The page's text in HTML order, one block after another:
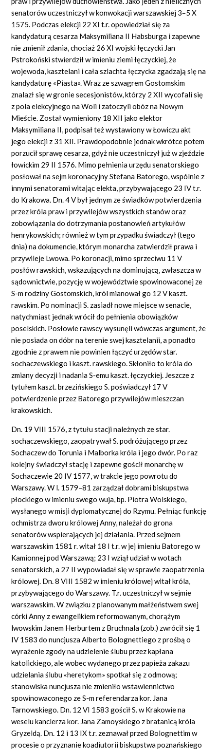
senatorów uczestniczył w konwokacji warszawskiej 3–5 X
1575. Podczas elekcji 22 XI t.r. opowiedział się za
kandydaturą cesarza Maksymiliana II Habsburga i zapewne
nie zmienił zdania, chociaż 26 XI wojski łęczycki Jan
Pstrokoński stwierdził w imieniu ziemi łęczyckiej, że
wojewoda, kasztelani i cała szlachta łęczycka zgadzają się na
kandydaturę «Piasta». Wraz ze szwagrem Gostomskim
znalazł się w gronie secesjonistów, którzy 2 XII wycofali się
z pola elekcyjnego na Woli i zatoczyli obóz na Nowym
Mieście. Został wymieniony 18 XII jako elektor
Maksymiliana II, podpisał też wystawiony w Łowiczu akt
jego elekcji z 31 XII. Prawdopodobnie jednak wkrótce potem
porzucił sprawę cesarza, gdyż nie uczestniczył już w zjeździe
łowickim 29 II 1576. Mimo pełnienia urzędu senatorskiego
posłował na sejm koronacyjny Stefana Batorego, wspólnie z
innymi senatorami witając elekta, przybywającego 23 IV t.r.
do Krakowa. Dn. 4 V był jednym ze świadków potwierdzenia
przez króla praw i przywilejów wszystkich stanów oraz
zobowiązania do dotrzymania postanowień artykułów
henrykowskich; również w tym przypadku świadczył (tego
dnia) na dokumencie, którym monarcha zatwierdził prawa i
przywileje Lwowa. Po koronacji, mimo sprzeciwu 11 V
posłów rawskich, wskazujących na dominującą, zwłaszcza w
sądownictwie, pozycję w województwie spowinowaconej ze
S-m rodziny Gostomskich, król mianował go 12 V kaszt.
rawskim. Po nominacji S. zasiadł nowe miejsce w senacie,
natychmiast jednak wrócił do pełnienia obowiązków
poselskich. Posłowie rawscy wysunęli wówczas argument, że
nie posiada on dóbr na terenie swej kasztelanii, a ponadto
zgodnie z prawem nie powinien łączyć urzędów star.
sochaczewskiego i kaszt. rawskiego. Skłoniło to króla do
zmiany decyzji i nadania S-emu kaszt. łęczyckiej. Jeszcze z
tytułem kaszt. brzezińskiego S. poświadczył 17 V
potwierdzenie przez Batorego przywilejów mieszczan
krakowskich.
Dn. 19 VIII 1576, z tytułu stacji należnych ze star.
sochaczewskiego, zaopatrywał S. podróżującego przez
Sochaczew do Torunia i Malborka króla i jego dwór. Po raz
kolejny świadczył stację i zapewne gościł monarchę w
Sochaczewie 20 IV 1577, w trakcie jego powrotu do
Warszawy. W l. 1579–81 zarządzał dobrami biskupstwa
płockiego w imieniu swego wuja, bp. Piotra Wolskiego,
wysłanego w misji dyplomatycznej do Rzymu. Pełniąc funkcję
ochmistrza dworu królowej Anny, należał do grona
senatorów wspierających jej działania. Przed sejmem
warszawskim 1581 r. witał 18 I t.r. w jej imieniu Batorego w
Kamionnej pod Warszawą; 23 I wziął udział w wotach
senatorskich, a 27 II wypowiadał się w sprawie zaopatrzenia
królowej. Dn. 8 VIII 1582 w imieniu królowej witał króla,
przybywającego do Warszawy. T.r. uczestniczył w sejmie
warszawskim. W związku z planowanym małżeństwem swej
córki Anny z ewangelikiem reformowanym, chorążym
lwowskim Janem Herburtem z Bruchnala (zob.) zwrócił się 1
IV 1583 do nuncjusza Alberto Bolognettiego z prośbą o
wyrażenie zgody na udzielenie ślubu przez kapłana
katolickiego, ale wobec wydanego przez papieża zakazu
udzielania ślubu «heretykom» spotkał się z odmową;
stanowiska nuncjusza nie zmieniło wstawiennictwo
spowinowaconego ze S-m referendarza kor. Jana
Tarnowskiego. Dn. 12 VI 1583 gościł S. w Krakowie na
weselu kanclerza kor. Jana Zamoyskiego z bratanicą króla
Gryzeldą. Dn. 12 i 13 IX t.r. zeznawał przed Bolognettim w
procesie o przyznanie koadiutorii biskupstwa poznańskiego